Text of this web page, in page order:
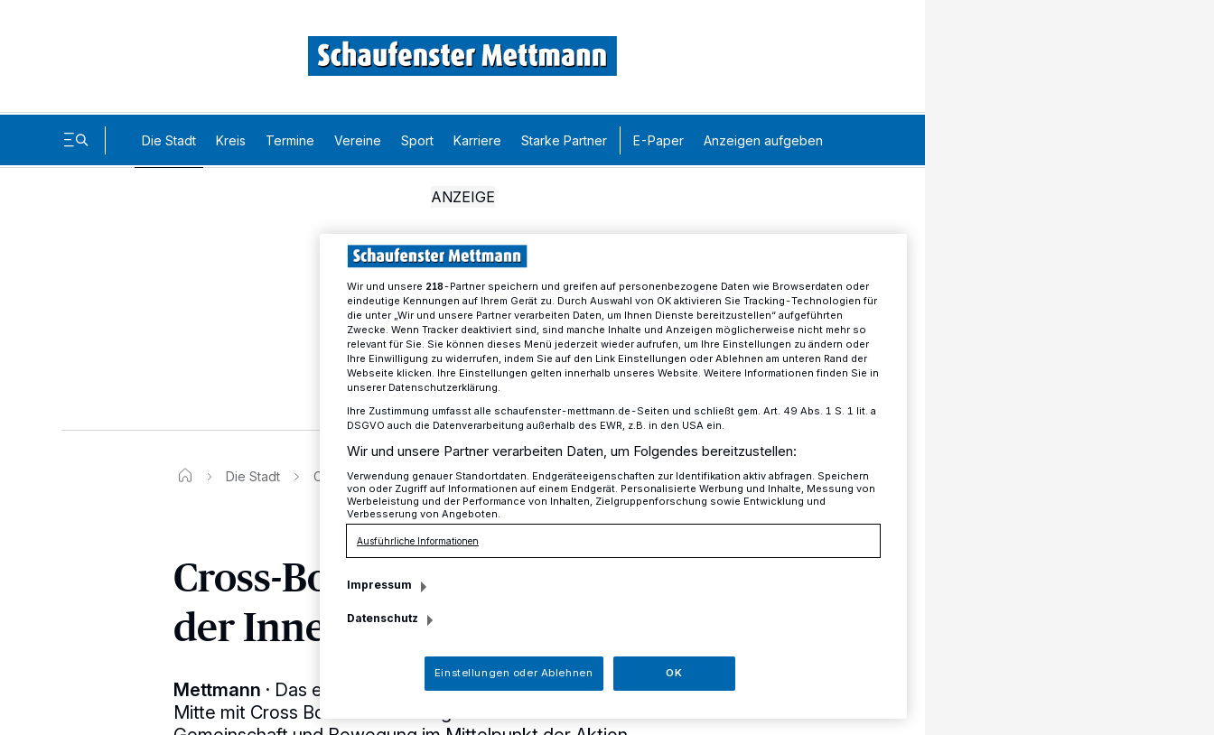
Die Stadt Kreis Termine Vereine Sport Karriere Starke Partner E-Paper Anzeigen aufgeben
Die Stadt Cross-Boccia immer montags in der Innenstadt
Cross-Boccia immer montags in
der Innenstadt
Mettmann · Das erfolgreiche Angebot: "Bewegt durchs Quartier ME-
Mitte mit Cross Boccia" wird fortgesetzt. Beim Cross-Boccia stehen
Wir und unsere 218-Partner speichern und greifen auf personenbezogene Daten wie Browserdaten oder
eindeutige Kennungen auf Ihrem Gerät zu. Durch Auswahl von OK aktivieren Sie Tracking-Technologien für
die unter „Wir und unsere Partner verarbeiten Daten, um Ihnen Dienste bereitzustellen“ aufgeführten
Zwecke. Wenn Tracker deaktiviert sind, sind manche Inhalte und Anzeigen möglicherweise nicht mehr so
relevant für Sie. Sie können dieses Menü jederzeit wieder aufrufen, um Ihre Einstellungen zu ändern oder
Ihre Einwilligung zu widerrufen, indem Sie auf den Link Einstellungen oder Ablehnen am unteren Rand der
Webseite klicken. Ihre Einstellungen gelten innerhalb unseres Website. Weitere Informationen finden Sie in
unserer Datenschutzerklärung.
Ihre Zustimmung umfasst alle schaufenster-mettmann.de-Seiten und schließt gem. Art. 49 Abs. 1 S. 1 lit. a
DSGVO auch die Datenverarbeitung außerhalb des EWR, z.B. in den USA ein.
Wir und unsere Partner verarbeiten Daten, um Folgendes bereitzustellen:
Verwendung genauer Standortdaten. Endgeräteeigenschaften zur Identifikation aktiv abfragen. Speichern
von oder Zugriff auf Informationen auf einem Endgerät. Personalisierte Werbung und Inhalte, Messung von
Werbeleistung und der Performance von Inhalten, Zielgruppenforschung sowie Entwicklung und
Verbesserung von Angeboten.
Ausführliche Informationen
Impressum
Datenschutz
Einstellungen oder Ablehnen OK